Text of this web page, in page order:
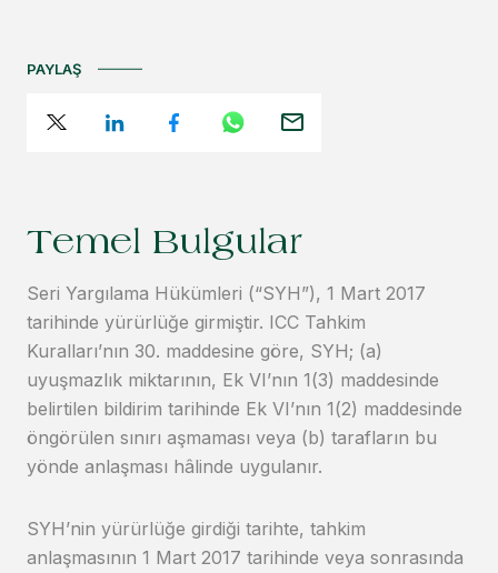
Temel Bulgular
Seri Yargılama Hükümleri (“SYH”), 1 Mart 2017
tarihinde yürürlüğe girmiştir. ICC Tahkim
Kuralları’nın 30. maddesine göre, SYH; (a)
uyuşmazlık miktarının, Ek VI’nın 1(3) maddesinde
belirtilen bildirim tarihinde Ek VI’nın 1(2) maddesinde
öngörülen sınırı aşmaması veya (b) tarafların bu
yönde anlaşması hâlinde uygulanır.
SYH’nin yürürlüğe girdiği tarihte, tahkim
anlaşmasının 1 Mart 2017 tarihinde veya sonrasında
PAYLAŞ